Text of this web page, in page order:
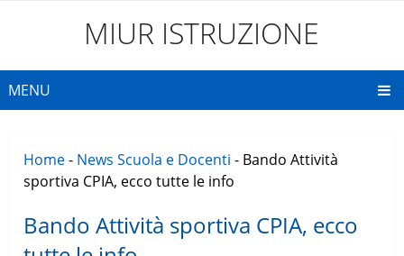
MIUR ISTRUZIONE
MENU
Home- News Scuola e Docenti - Bando Attività
sportiva CPIA, ecco tutte le info
Bando Attività sportiva CPIA, ecco